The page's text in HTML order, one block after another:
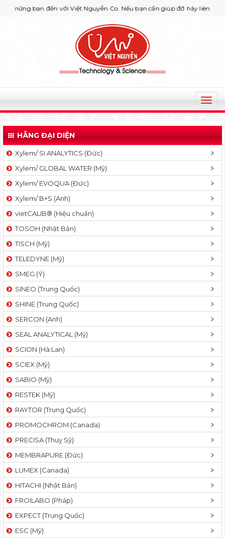
đến với Việt Nguyễn Co. Nếu bạn cần giúp đỡ hãy liên hệ với chúng
T
o
g
l
v
a
t
n
HÃNG ĐẠI DIỆN
Xylem/ SI ANALYTICS (Đức)
Xylem/ GLOBAL WATER (Mỹ)
Xylem/ EVOQUA (Đức)
Xylem/ B+S (Anh)
vietCALIB® (Hiệu chuẩn)
TOSOH (Nhật Bản)
TISCH (Mỹ)
TELEDYNE (Mỹ)
SMEG (Ý)
SINEO (Trung Quốc)
SHINE (Trung Quốc)
SERCON (Anh)
SEAL ANALYTICAL (Mỹ)
SCION (Hà Lan)
SCIEX (Mỹ)
SABIO (Mỹ)
RESTEK (Mỹ)
RAYTOR (Trung Quốc)
PROMOCHROM (Canada)
PRECISA (Thuỵ Sỹ)
MEMBRAPURE (Đức)
LUMEX (Canada)
HITACHI (Nhật Bản)
FROILABO (Pháp)
EXPECT (Trung Quốc)
ESC (Mỹ)